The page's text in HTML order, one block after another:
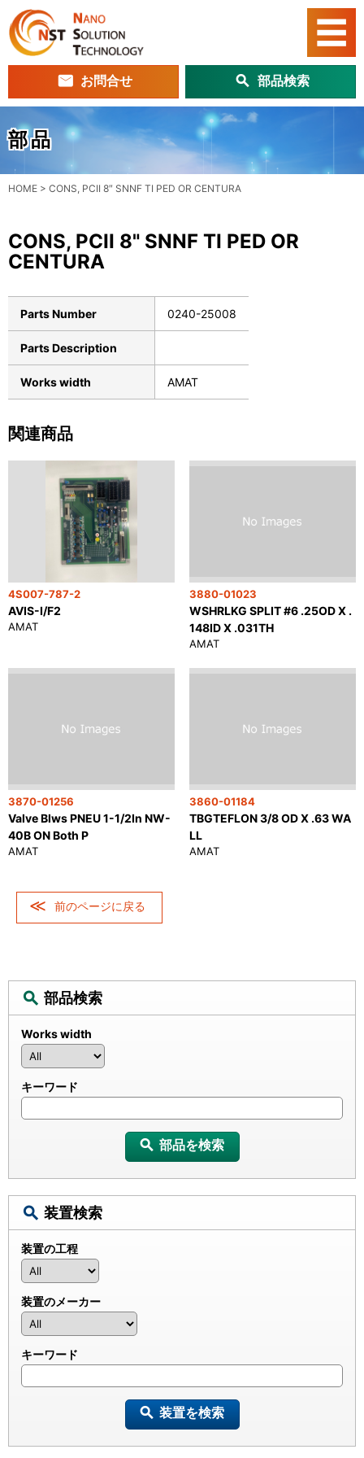
お問合せ 部品検索
部品
HOME > CONS, PCII 8″ SNNF TI PED OR CENTURA
CONS, PCII 8" SNNF TI PED OR
CENTURA
Parts Number 0240-25008
Parts Description
Works width AMAT
関連商品
AVIS-I/F2
4S007-787-2
AMAT
WSHRLKG SPLIT #6 .25OD X .
148ID X .031TH
3880-01023
AMAT
Valve Blws PNEU 1-1/2In NW-
40B ON Both P
3870-01256
AMAT
TBGTEFLON 3/8 OD X .63 WA
LL
3860-01184
AMAT
前のページに戻る
部品検索
Works width
キーワード
部品を検索
装置検索
装置の工程
装置のメーカー
キーワード
装置を検索